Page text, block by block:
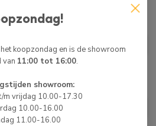
Multi Spray 500ml
€9,99
Brake
koopzondag en is de showroom
van 11:00 tot 16:00.
showroom:
m vrijdag 10.00-17.30
10.00-16.00
11.00-16.00